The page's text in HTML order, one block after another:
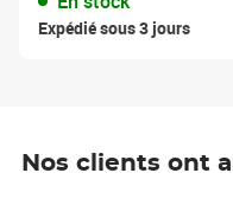
Expédié sous 3 jours
Nos clients ont